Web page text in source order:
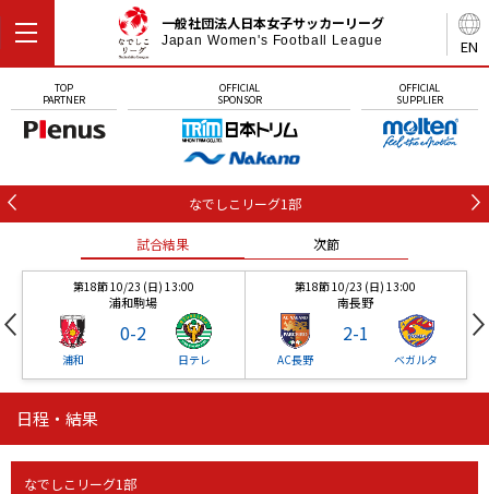
EN
一般社団法人日本女子サッカーリーグ
Japan Women's Football League
TOP
PARTNER
OFFICIAL
SPONSOR
OFFICIAL
SUPPLIER
なでしこリーグ1部
試合結果 次節
第18節 10/23 (日) 13:00
浦和駒場
浦和
0-2
日テレ
第18節 10/23 (日) 13:00
南長野
AC長野
2-1
ベガルタ
第18節 10/23 (日) 13:00
浦和駒場
0-
南長野
日程・結果
なでしこリーグ1部